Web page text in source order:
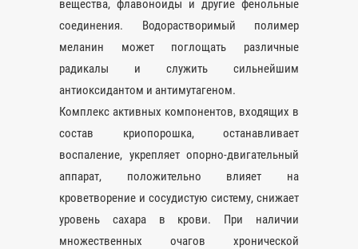
вещества, флавоноиды и другие фенольные
соединения. Водорастворимый полимер
меланин может поглощать различные
радикалы и служить сильнейшим
антиоксидантом и антимутагеном.
Комплекс активных компонентов, входящих в
состав криопорошка, останавливает
воспаление, укрепляет опорно-двигательный
аппарат, положительно влияет на
кроветворение и сосудистую систему, снижает
уровень сахара в крови. При наличии
множественных очагов хронической